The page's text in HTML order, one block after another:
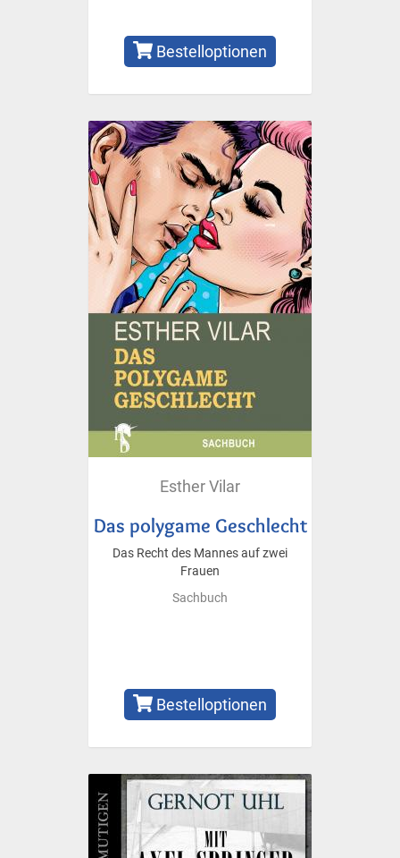
Bestelloptionen
Esther Vilar
Das polygame Geschlecht
Das Recht des Mannes auf zwei
Frauen
Sachbuch
Bestelloptionen